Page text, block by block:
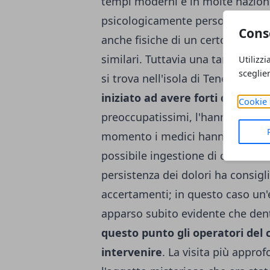
Cookie
psicologicamente persone che
anche fisiche di un certo rilievo.
similari. Tuttavia una tartaruga
si trova nell'isola di Tenerife,
iniziato ad avere forti dolori
preoccupatissimi, l'hanno
momento i medici hanno
possibile ingestione di cibi
persistenza dei dolori ha
accertamenti; in questo caso
apparso subito evidente che
questo punto gli operatori del
intervenire. La visita più